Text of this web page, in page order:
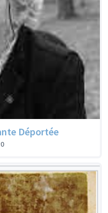
Déportée
0